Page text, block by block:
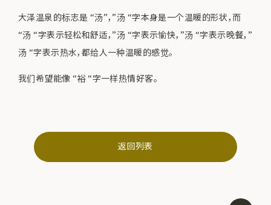
大泽温泉的标志是 “汤”，”汤 “字本身是一个温暖的形状，而
“汤 “字表示轻松和舒适，”汤 “字表示愉快，”汤 “字表示晚餐，”
汤 “字表示热水，都给人一种温暖的感觉。
我们希望能像 “裕 “字一样热情好客。
返回列表